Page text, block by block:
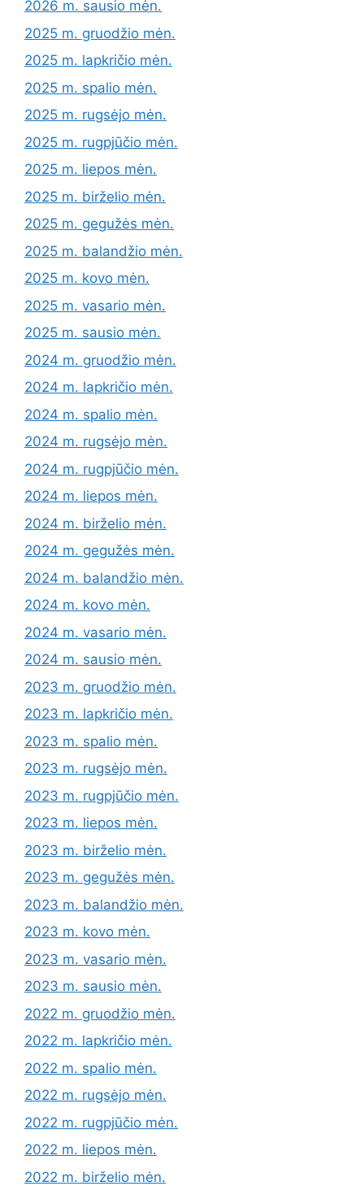
2026 m. sausio mėn.
2025 m. gruodžio mėn.
2025 m. lapkričio mėn.
2025 m. spalio mėn.
2025 m. rugsėjo mėn.
2025 m. rugpjūčio mėn.
2025 m. liepos mėn.
2025 m. birželio mėn.
2025 m. gegužės mėn.
2025 m. balandžio mėn.
2025 m. kovo mėn.
2025 m. vasario mėn.
2025 m. sausio mėn.
2024 m. gruodžio mėn.
2024 m. lapkričio mėn.
2024 m. spalio mėn.
2024 m. rugsėjo mėn.
2024 m. rugpjūčio mėn.
2024 m. liepos mėn.
2024 m. birželio mėn.
2024 m. gegužės mėn.
2024 m. balandžio mėn.
2024 m. kovo mėn.
2024 m. vasario mėn.
2024 m. sausio mėn.
2023 m. gruodžio mėn.
2023 m. lapkričio mėn.
2023 m. spalio mėn.
2023 m. rugsėjo mėn.
2023 m. rugpjūčio mėn.
2023 m. liepos mėn.
2023 m. birželio mėn.
2023 m. gegužės mėn.
2023 m. balandžio mėn.
2023 m. kovo mėn.
2023 m. vasario mėn.
2023 m. sausio mėn.
2022 m. gruodžio mėn.
2022 m. lapkričio mėn.
2022 m. spalio mėn.
2022 m. rugsėjo mėn.
2022 m. rugpjūčio mėn.
2022 m. liepos mėn.
2022 m. birželio mėn.